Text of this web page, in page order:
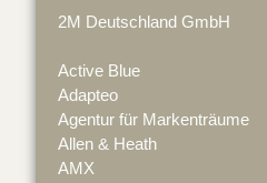
2M Deutschland GmbH
Active Blue
Adapteo
Agentur für Markenträume
Allen & Heath
AMX